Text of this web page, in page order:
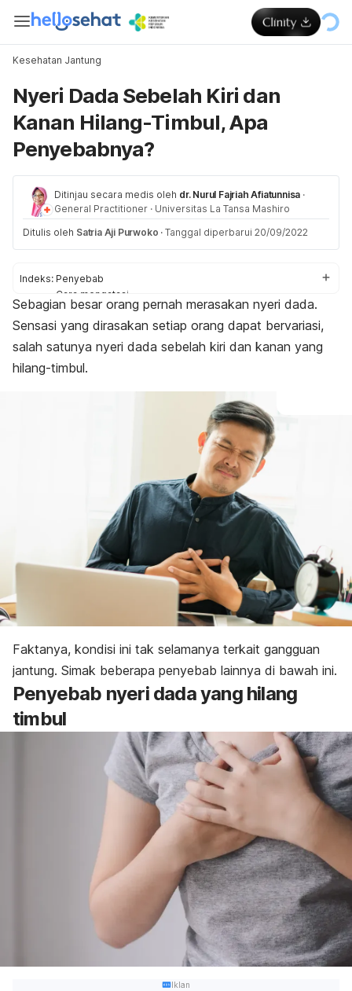
Kesehatan Jantung
Nyeri Dada Sebelah Kiri dan
Kanan Hilang-Timbul, Apa
Penyebabnya?
Ditinjau secara medis oleh dr. Nurul Fajriah Afiatunnisa ·
General Practitioner · Universitas La Tansa Mashiro
Ditulis oleh Satria Aji Purwoko · Tanggal diperbarui 20/09/2022
Indeks: Penyebab
Cara mengatasi
Kapan perlu ke dokter?
Sebagian besar orang pernah merasakan nyeri dada.
Sensasi yang dirasakan setiap orang dapat bervariasi,
salah satunya nyeri dada sebelah kiri dan kanan yang
hilang-timbul.
Faktanya, kondisi ini tak selamanya terkait gangguan
jantung. Simak beberapa penyebab lainnya di bawah ini.
Penyebab nyeri dada yang hilang
timbul
Iklan